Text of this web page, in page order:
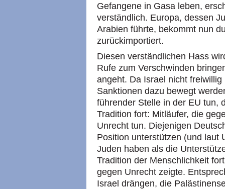
Gefangene in Gasa leben,
verständlich. Europa, dessen
Arabien führte, bekommt nun
zurückimportiert.
Diesen verständlichen Hass
Rufe zum Verschwinden
angeht. Da Israel nicht
Sanktionen dazu bewegt
führender Stelle in der EU tun,
Tradition fort: Mitläufer, die
Unrecht tun. Diejenigen
Position unterstützen (und laut
Juden haben als die
Tradition der Menschlichkeit
gegen Unrecht zeigte.
Israel drängen, die